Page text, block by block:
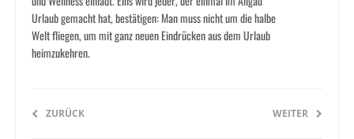
Urlaub gemacht hat, bestätigen: Man muss nicht um die halbe
Welt fliegen, um mit ganz neuen Eindrücken aus dem Urlaub
heimzukehren.
ZURÜCK WEITER